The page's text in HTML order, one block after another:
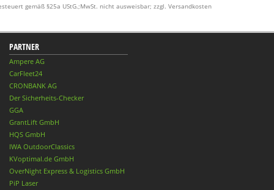
gemäß §25a UStG.;MwSt. nicht ausweisbar; zzgl. Versandkosten
PARTNER
Ampere AG
CarFleet24
CRONBANK AG
Der Sicherheits-Checker
GGA
GrantLift GmbH
HQS GmbH
IWA OutdoorClassics
KVoptimal.de GmbH
OverNight Express & Logistics GmbH
PiP Laser